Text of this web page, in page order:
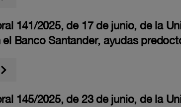
141/2025, de 17 de junio, de la
Banco Santander, ayudas
145/2025, de 23 de junio, de la